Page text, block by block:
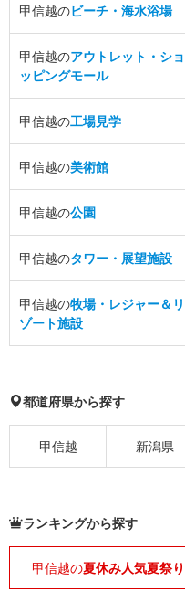
甲信越のビーチ・海水浴場
甲信越のアウトレット・ショ
ッピングモール
甲信越の工場見学
甲信越の美術館
甲信越の公園
甲信越のタワー・展望施設
甲信越の牧場・レジャー＆リ
ゾート施設
都道府県から探す
甲信越 新潟県
ランキングから探す
甲信越の夏休み人気夏祭り